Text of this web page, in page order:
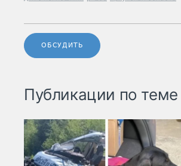
ОБСУДИТЬ
Публикации по теме